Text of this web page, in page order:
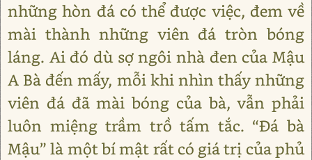
những hòn đá có thể được việc, đem về
mài thành những viên đá tròn bóng
láng. Ai đó dù sợ ngôi nhà đen của Mậu
A Bà đến mấy, mỗi khi nhìn thấy những
viên đá đã mài bóng của bà, vẫn phải
luôn miệng trầm trồ tấm tắc. “Đá bà
Mậu” là một bí mật rất có giá trị của phủ